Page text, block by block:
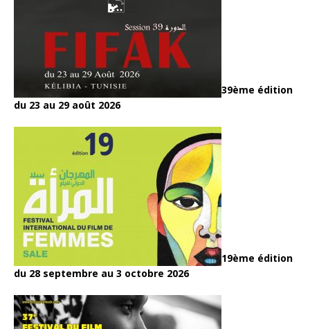
39ème édition
du 23 au 29 août 2026
19ème édition
du 28 septembre au 3 octobre 2026